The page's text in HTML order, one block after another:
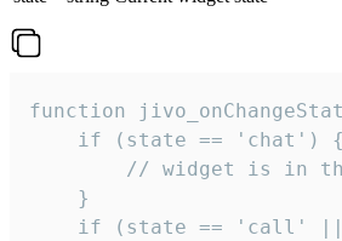
function
    if (state == 'chat') {
// widget is in
    }
if (state == 'call'